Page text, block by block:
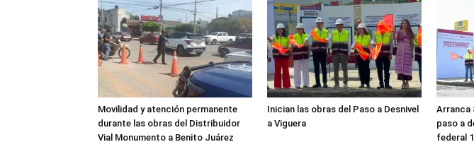
Movilidad y atención permanente
durante las obras del Distribuidor
Vial Monumento a Benito Juárez
Inician las obras del Paso a Desnivel
a Viguera
Arranca
paso a
federal